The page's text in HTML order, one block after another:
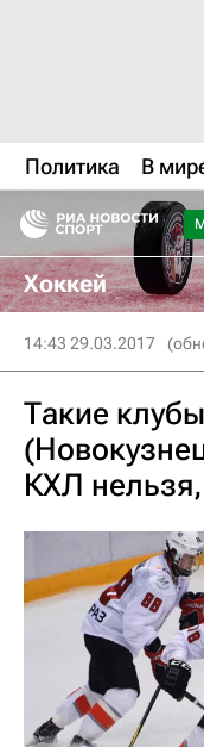
Политика В
Хоккей
14:43 29.03.2017
Такие
КХЛ